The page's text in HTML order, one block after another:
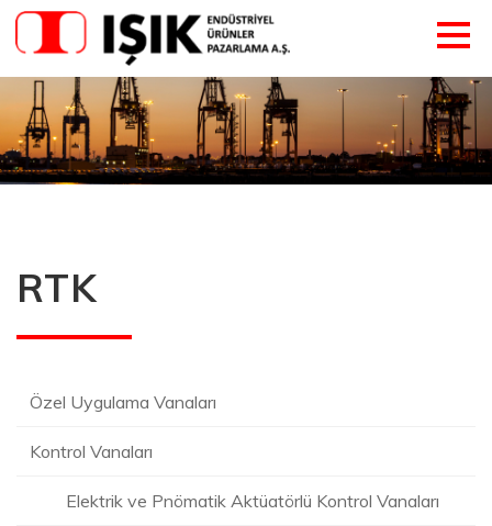
RTK
Özel Uygulama Vanaları
Kontrol Vanaları
Elektrik ve Pnömatik Aktüatörlü Kontrol Vanaları